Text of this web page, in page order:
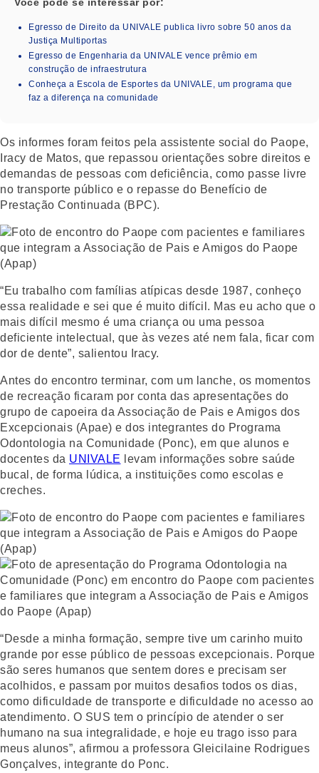
Egresso de Direito da UNIVALE publica livro sobre 50 anos da
Justiça Multiportas
Egresso de Engenharia da UNIVALE vence prêmio em
construção de infraestrutura
Conheça a Escola de Esportes da UNIVALE, um programa que
faz a diferença na comunidade
Os informes foram feitos pela assistente social do Paope,
Iracy de Matos, que repassou orientações sobre direitos e
demandas de pessoas com deficiência, como passe livre
no transporte público e o repasse do Benefício de
Prestação Continuada (BPC).
“Eu trabalho com famílias atípicas desde 1987, conheço
essa realidade e sei que é muito difícil. Mas eu acho que o
mais difícil mesmo é uma criança ou uma pessoa
deficiente intelectual, que às vezes até nem fala, ficar com
dor de dente”, salientou Iracy.
Antes do encontro terminar, com um lanche, os momentos
de recreação ficaram por conta das apresentações do
grupo de capoeira da Associação de Pais e Amigos dos
Excepcionais (Apae) e dos integrantes do Programa
Odontologia na Comunidade (Ponc), em que alunos e
docentes da UNIVALE levam informações sobre saúde
bucal, de forma lúdica, a instituições como escolas e
creches.
“Desde a minha formação, sempre tive um carinho muito
grande por esse público de pessoas excepcionais. Porque
são seres humanos que sentem dores e precisam ser
acolhidos, e passam por muitos desafios todos os dias,
como dificuldade de transporte e dificuldade no acesso ao
atendimento. O SUS tem o princípio de atender o ser
humano na sua integralidade, e hoje eu trago isso para
meus alunos”, afirmou a professora Gleicilaine Rodrigues
Gonçalves, integrante do Ponc.